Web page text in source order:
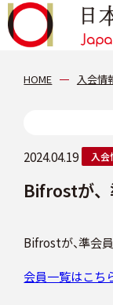
協会について
提言・報告書
HOME 入会情
2024.04.19 入会
Bifrostが、
Bifrostが、準会
会員一覧はこち